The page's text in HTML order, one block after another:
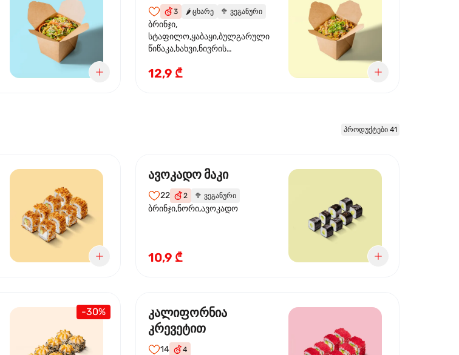
3 🌶️ ცხარე 🥦 ვეგანური
ბრინჯი,
სტაფილო,ყაბაყი,ბულგარული
წიწაკა,ხახვი,ნივრის
სოუსი., მწვანე ხახვი,სეზამის
12,9 ₾
პროდუქტები 41
ავოკადო მაკი
22 2 🥦 ვეგანური
ბრინჯი,ნორი,ავოკადო
10,9 ₾
-30%
კალიფორნია
კრევეტით
14 4